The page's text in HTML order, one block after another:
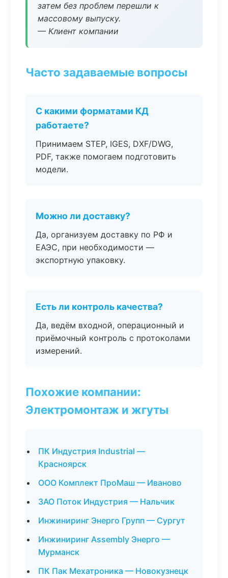
затем без проблем перешли к
массовому выпуску.
— Клиент компании
Часто задаваемые вопросы
С какими форматами КД
работаете?
Принимаем STEP, IGES, DXF/DWG,
PDF, также помогаем подготовить
модели.
Можно ли доставку?
Да, организуем доставку по РФ и
ЕАЭС, при необходимости —
экспортную упаковку.
Есть ли контроль качества?
Да, ведём входной, операционный и
приёмочный контроль с протоколами
измерений.
Похожие компании:
Электромонтаж и жгуты
ПК Индустрия Industrial —
Красноярск
ООО Комплект ПроМаш — Иваново
ЗАО Поток Индустрия — Нальчик
Инжиниринг Энерго Групп — Сургут
Инжиниринг Assembly Энерго —
Мурманск
ПК Пак Мехатроника — Новокузнецк